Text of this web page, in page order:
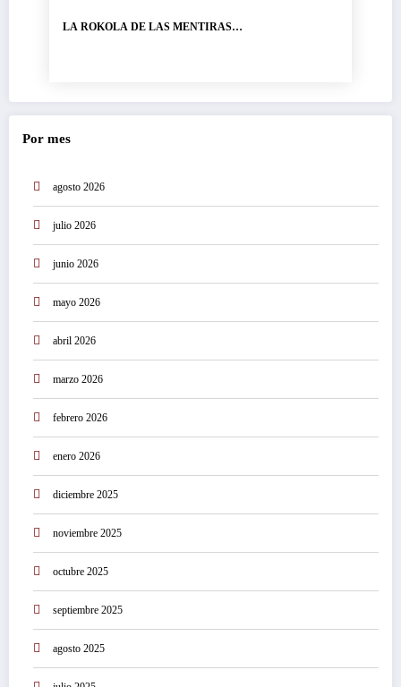
LA ROKOLA DE LAS MENTIRAS…
Por mes
agosto 2026
julio 2026
junio 2026
mayo 2026
abril 2026
marzo 2026
febrero 2026
enero 2026
diciembre 2025
noviembre 2025
octubre 2025
septiembre 2025
agosto 2025